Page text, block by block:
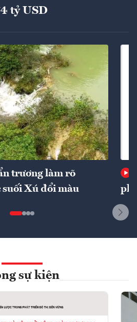
tỷ USD
trương làm rõ
suối Xú đổi màu
phí
sự kiện